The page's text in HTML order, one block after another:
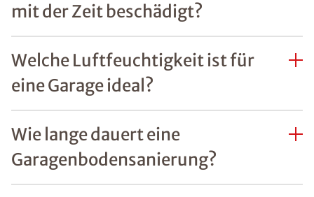
mit der Zeit beschädigt?
Welche Luftfeuchtigkeit ist für
eine Garage ideal?
Wie lange dauert eine
Garagenbodensanierung?